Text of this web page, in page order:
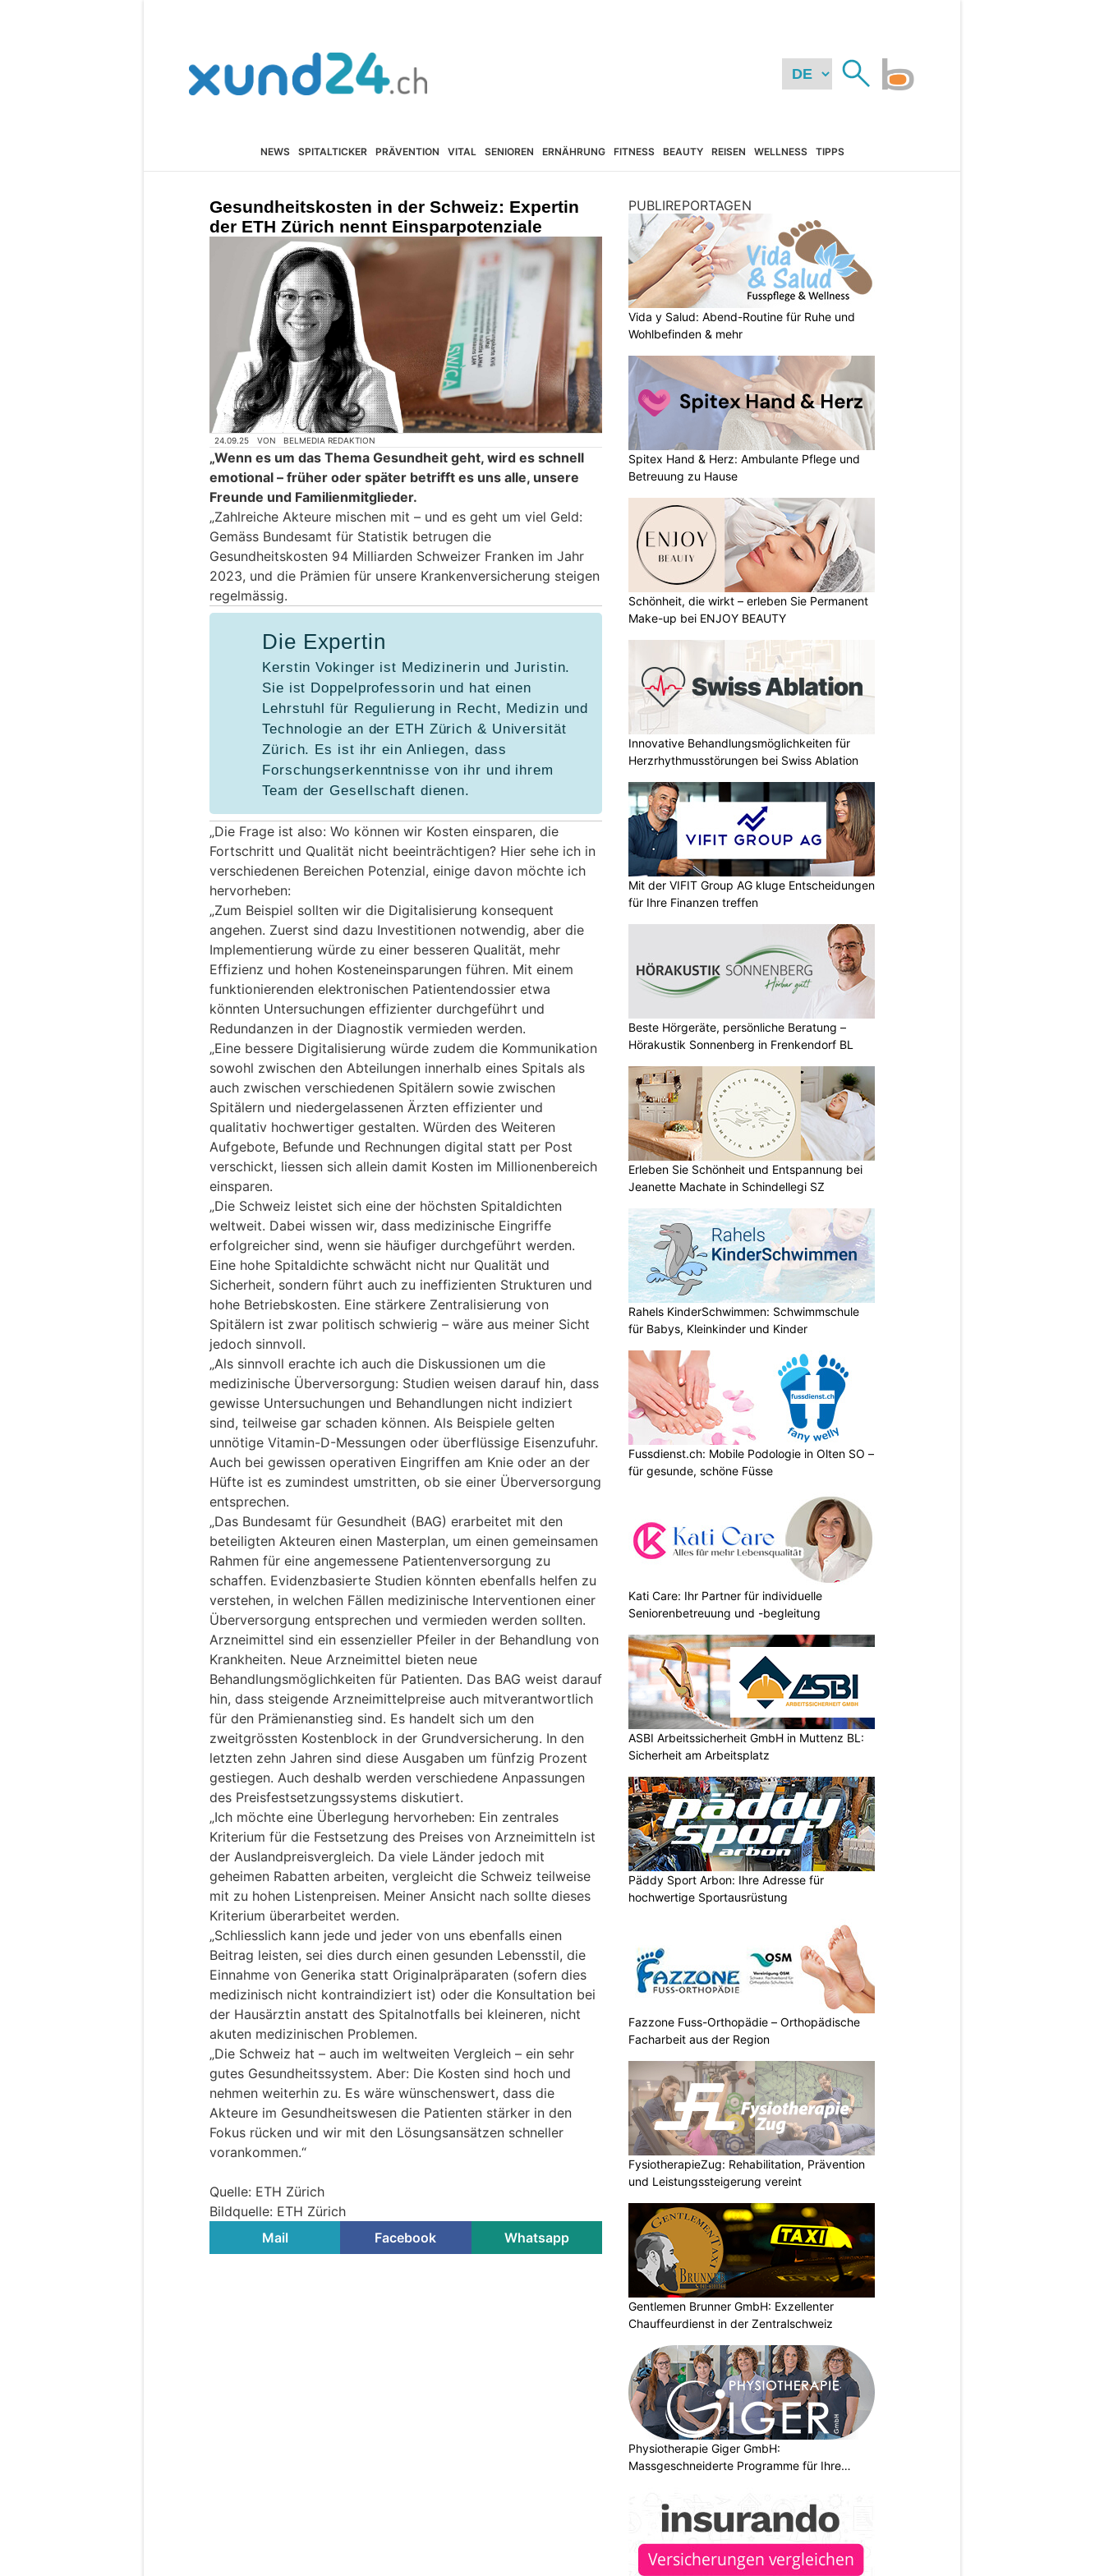
NEWS SPITALTICKER PRÄVENTION VITAL SENIOREN ERNÄHRUNG FITNESS BEAUTY REISEN WELLNESS TIPPS
Gesundheitskosten in der Schweiz: Expertin
der ETH Zürich nennt Einsparpotenziale
24.09.25 VON BELMEDIA REDAKTION
„Wenn es um das Thema Gesundheit geht, wird es schnell
emotional – früher oder später betrifft es uns alle, unsere
Freunde und Familienmitglieder.
„Zahlreiche Akteure mischen mit – und es geht um viel Geld:
Gemäss Bundesamt für Statistik betrugen die
Gesundheitskosten 94 Milliarden Schweizer Franken im Jahr
2023, und die Prämien für unsere Krankenversicherung steigen
regelmässig.
Die Expertin
Kerstin Vokinger ist Medizinerin und Juristin.
Sie ist Doppelprofessorin und hat einen
Lehrstuhl für Regulierung in Recht, Medizin und
Technologie an der ETH Zürich & Universität
Zürich. Es ist ihr ein Anliegen, dass
Forschungserkenntnisse von ihr und ihrem
Team der Gesellschaft dienen.
„Die Frage ist also: Wo können wir Kosten einsparen, die
Fortschritt und Qualität nicht beeinträchtigen? Hier sehe ich in
verschiedenen Bereichen Potenzial, einige davon möchte ich
hervorheben:
„Zum Beispiel sollten wir die Digitalisierung konsequent
angehen. Zuerst sind dazu Investitionen notwendig, aber die
Implementierung würde zu einer besseren Qualität, mehr
Effizienz und hohen Kosteneinsparungen führen. Mit einem
funktionierenden elektronischen Patientendossier etwa
könnten Untersuchungen effizienter durchgeführt und
Redundanzen in der Diagnostik vermieden werden.
„Eine bessere Digitalisierung würde zudem die Kommunikation
sowohl zwischen den Abteilungen innerhalb eines Spitals als
auch zwischen verschiedenen Spitälern sowie zwischen
Spitälern und niedergelassenen Ärzten effizienter und
qualitativ hochwertiger gestalten. Würden des Weiteren
Aufgebote, Befunde und Rechnungen digital statt per Post
verschickt, liessen sich allein damit Kosten im Millionenbereich
einsparen.
„Die Schweiz leistet sich eine der höchsten Spitaldichten
weltweit. Dabei wissen wir, dass medizinische Eingriffe
erfolgreicher sind, wenn sie häufiger durchgeführt werden.
Eine hohe Spitaldichte schwächt nicht nur Qualität und
Sicherheit, sondern führt auch zu ineffizienten Strukturen und
hohe Betriebskosten. Eine stärkere Zentralisierung von
Spitälern ist zwar politisch schwierig – wäre aus meiner Sicht
jedoch sinnvoll.
„Als sinnvoll erachte ich auch die Diskussionen um die
medizinische Überversorgung: Studien weisen darauf hin, dass
gewisse Untersuchungen und Behandlungen nicht indiziert
sind, teilweise gar schaden können. Als Beispiele gelten
unnötige Vitamin-D-Messungen oder überflüssige Eisenzufuhr.
Auch bei gewissen operativen Eingriffen am Knie oder an der
Hüfte ist es zumindest umstritten, ob sie einer Überversorgung
entsprechen.
„Das Bundesamt für Gesundheit (BAG) erarbeitet mit den
beteiligten Akteuren einen Masterplan, um einen gemeinsamen
Rahmen für eine angemessene Patientenversorgung zu
schaffen. Evidenzbasierte Studien könnten ebenfalls helfen zu
verstehen, in welchen Fällen medizinische Interventionen einer
Überversorgung entsprechen und vermieden werden sollten.
Arzneimittel sind ein essenzieller Pfeiler in der Behandlung von
Krankheiten. Neue Arzneimittel bieten neue
Behandlungsmöglichkeiten für Patienten. Das BAG weist darauf
hin, dass steigende Arzneimittelpreise auch mitverantwortlich
für den Prämienanstieg sind. Es handelt sich um den
zweitgrössten Kostenblock in der Grundversicherung. In den
letzten zehn Jahren sind diese Ausgaben um fünfzig Prozent
gestiegen. Auch deshalb werden verschiedene Anpassungen
des Preisfestsetzungssystems diskutiert.
„Ich möchte eine Überlegung hervorheben: Ein zentrales
Kriterium für die Festsetzung des Preises von Arzneimitteln ist
der Auslandpreisvergleich. Da viele Länder jedoch mit
geheimen Rabatten arbeiten, vergleicht die Schweiz teilweise
mit zu hohen Listenpreisen. Meiner Ansicht nach sollte dieses
Kriterium überarbeitet werden.
„Schliesslich kann jede und jeder von uns ebenfalls einen
Beitrag leisten, sei dies durch einen gesunden Lebensstil, die
Einnahme von Generika statt Originalpräparaten (sofern dies
medizinisch nicht kontraindiziert ist) oder die Konsultation bei
der Hausärztin anstatt des Spitalnotfalls bei kleineren, nicht
akuten medizinischen Problemen.
„Die Schweiz hat – auch im weltweiten Vergleich – ein sehr
gutes Gesundheitssystem. Aber: Die Kosten sind hoch und
nehmen weiterhin zu. Es wäre wünschenswert, dass die
Akteure im Gesundheitswesen die Patienten stärker in den
Fokus rücken und wir mit den Lösungsansätzen schneller
vorankommen.“
Quelle: ETH Zürich
Bildquelle: ETH Zürich
Mail
Facebook Whatsapp
PUBLIREPORTAGEN
Vida y Salud: Abend-Routine für Ruhe und
Wohlbefinden & mehr
Spitex Hand & Herz: Ambulante Pflege und
Betreuung zu Hause
Schönheit, die wirkt – erleben Sie Permanent
Make-up bei ENJOY BEAUTY
Innovative Behandlungsmöglichkeiten für
Herzrhythmusstörungen bei Swiss Ablation
Mit der VIFIT Group AG kluge Entscheidungen
für Ihre Finanzen treffen
Beste Hörgeräte, persönliche Beratung –
Hörakustik Sonnenberg in Frenkendorf BL
Erleben Sie Schönheit und Entspannung bei
Jeanette Machate in Schindellegi SZ
Rahels KinderSchwimmen: Schwimmschule
für Babys, Kleinkinder und Kinder
Fussdienst.ch: Mobile Podologie in Olten SO –
für gesunde, schöne Füsse
Kati Care: Ihr Partner für individuelle
Seniorenbetreuung und -begleitung
ASBI Arbeitssicherheit GmbH in Muttenz BL:
Sicherheit am Arbeitsplatz
Päddy Sport Arbon: Ihre Adresse für
hochwertige Sportausrüstung
Fazzone Fuss-Orthopädie – Orthopädische
Facharbeit aus der Region
FysiotherapieZug: Rehabilitation, Prävention
und Leistungssteigerung vereint
Gentlemen Brunner GmbH: Exzellenter
Chauffeurdienst in der Zentralschweiz
Physiotherapie Giger GmbH:
Massgeschneiderte Programme für Ihre